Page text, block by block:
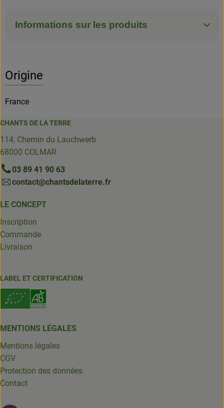
Informations sur les produits
Origine
France
CHANTS DE LA TERRE
114, Chemin du Lauchwerb
68000 COLMAR
03 89 41 90 63
contact@chantsdelaterre.fr
LE CONCEPT
Inscription
Commande
Livraison
LABEL ET CERTIFICATION
MENTIONS LÉGALES
Mentions légales
CGV
Protection des données
Contact